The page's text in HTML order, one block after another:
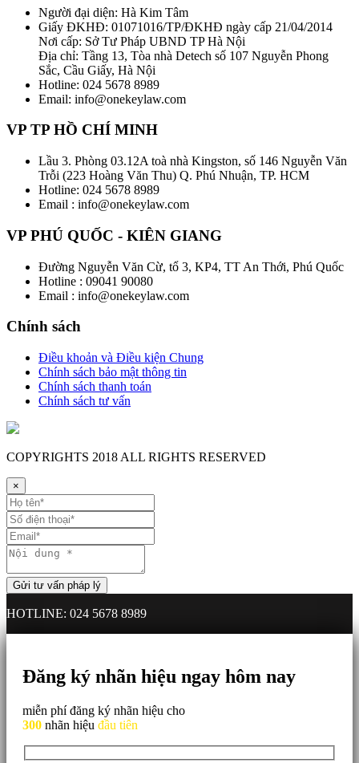
Người đại diện: Hà Kim Tâm
Giấy ĐKHĐ: 01071016/TP/ĐKHĐ ngày cấp 21/04/2014
Nơi cấp: Sở Tư Pháp UBND TP Hà Nội
Địa chỉ: Tầng 13, Tòa nhà Detech số 107 Nguyễn Phong
Sắc, Cầu Giấy, Hà Nội
Hotline: 024 5678 8989
Email: info@onekeylaw.com
VP TP HỒ CHÍ MINH
Lầu 3. Phòng 03.12A toà nhà Kingston, số 146 Nguyễn Văn
Trỗi (223 Hoàng Văn Thu) Q. Phú Nhuận, TP. HCM
Hotline: 024 5678 8989
Email : info@onekeylaw.com
VP PHÚ QUỐC - KIÊN GIANG
Đường Nguyễn Văn Cừ, tổ 3, KP4, TT An Thới, Phú Quốc
Hotline : 09041 90080
Email : info@onekeylaw.com
Chính sách
Điều khoản và Điều kiện Chung
Chính sách bảo mật thông tin
Chính sách thanh toán
Chính sách tư vấn
COPYRIGHTS 2018 ALL RIGHTS RESERVED
×
HOTLINE: 024 5678 8989
Đăng ký nhãn hiệu ngay hôm nay
miễn phí đăng ký nhãn hiệu cho
300 nhãn hiệu đầu tiên